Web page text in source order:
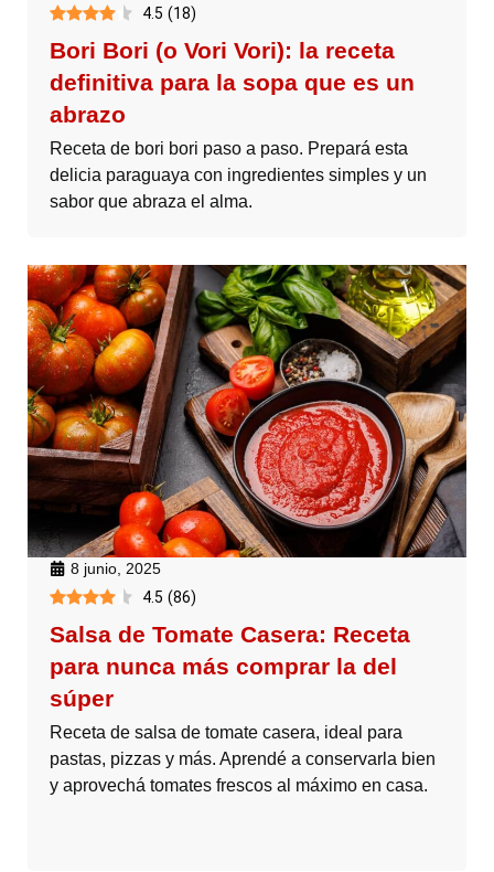
4.5 (18)
Bori Bori (o Vori Vori): la receta
definitiva para la sopa que es un
abrazo
Receta de bori bori paso a paso. Prepará esta
delicia paraguaya con ingredientes simples y un
sabor que abraza el alma.
8 junio, 2025
4.5 (86)
Salsa de Tomate Casera: Receta
para nunca más comprar la del
súper
Receta de salsa de tomate casera, ideal para
pastas, pizzas y más. Aprendé a conservarla bien
y aprovechá tomates frescos al máximo en casa.